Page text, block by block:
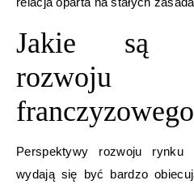
Jakie są
Perspektywy rozwoju rynku
wydają się być bardzo